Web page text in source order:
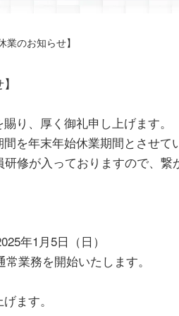
業のお知らせ】
り、厚く御礼申し上げます。
を年末年始休業期間とさせて
修が入っておりますので、繋
年1月5日（日）
業務を開始いたします。
ます。